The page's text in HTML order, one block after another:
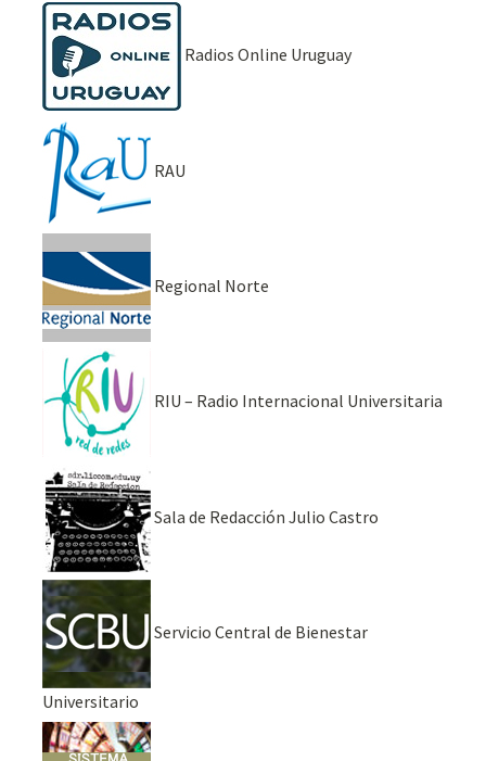
Radios Online Uruguay
RAU
Regional Norte
RIU – Radio Internacional Universitaria
Sala de Redacción Julio Castro
Servicio Central de Bienestar
Universitario